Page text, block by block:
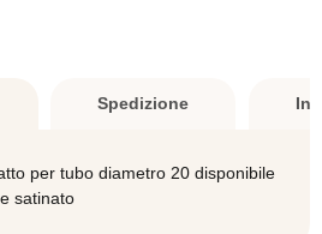
Spedizione
per tubo diametro 20 disponibile
satinato